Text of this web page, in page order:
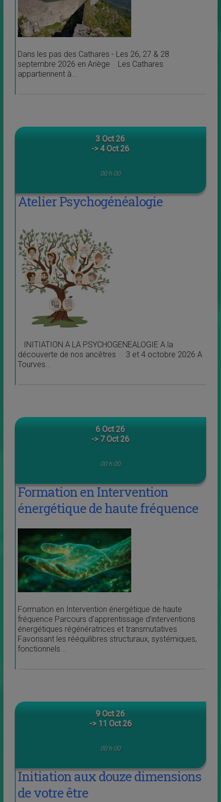
Dans les pas des Cathares - Les 26, 27 & 28
septembre 2026 en Ariège Les Cathares
appartiennent à...
3 Oct 26
-> 4 Oct 26
00 h 00
Atelier Psychogénéalogie
INITIATION A LA PSYCHOGENEALOGIE A la
découverte de nos ancêtres 3 et 4 octobre 2026 A
Tourves...
6 Oct 26
-> 7 Oct 26
00 h 00
Formation en Intervention
énergétique de haute fréquence
Formation en Intervention énergétique de haute
fréquence Parcours d’apprentissage d’interventions
énergétiques régénératrices et transmutatives
Favorisant les rééquilibres structuraux, systémiques,
fonctionnels...
9 Oct 26
-> 11 Oct 26
00 h 00
Initiation aux douze dimensions
de votre être